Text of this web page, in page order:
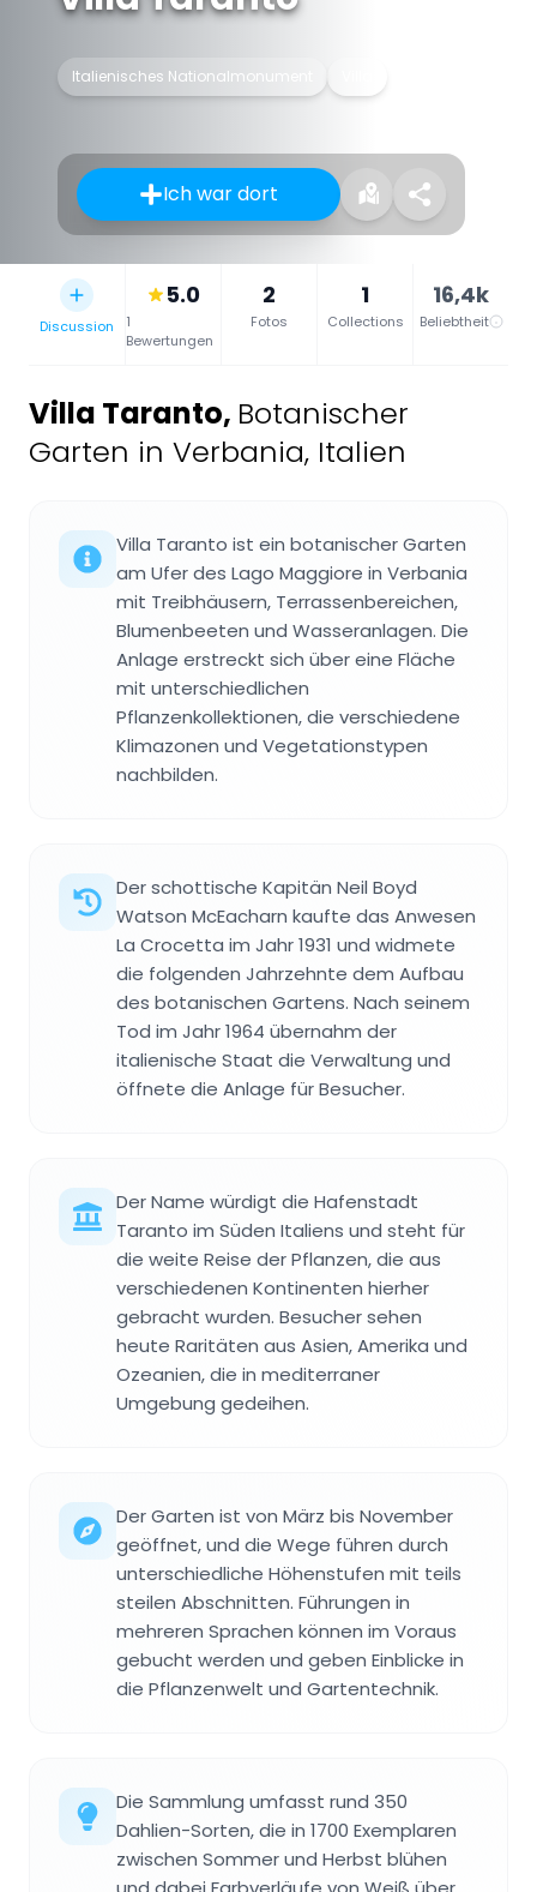
Italienisches Nationalmonument
Ich war dort
Discussion
5.0
1
Bewertungen
2
Fotos
1
Collections
16,4k
Beliebtheit
Villa Taranto, Botanischer
Garten in Verbania, Italien
Villa Taranto ist ein botanischer Garten
am Ufer des Lago Maggiore in Verbania
mit Treibhäusern, Terrassenbereichen,
Blumenbeeten und Wasseranlagen. Die
Anlage erstreckt sich über eine Fläche
mit unterschiedlichen
Pflanzenkollektionen, die verschiedene
Klimazonen und Vegetationstypen
nachbilden.
Der schottische Kapitän Neil Boyd
Watson McEacharn kaufte das Anwesen
La Crocetta im Jahr 1931 und widmete
die folgenden Jahrzehnte dem Aufbau
des botanischen Gartens. Nach seinem
Tod im Jahr 1964 übernahm der
italienische Staat die Verwaltung und
öffnete die Anlage für Besucher.
Der Name würdigt die Hafenstadt
Taranto im Süden Italiens und steht für
die weite Reise der Pflanzen, die aus
verschiedenen Kontinenten hierher
gebracht wurden. Besucher sehen
heute Raritäten aus Asien, Amerika und
Ozeanien, die in mediterraner
Umgebung gedeihen.
Der Garten ist von März bis November
geöffnet, und die Wege führen durch
unterschiedliche Höhenstufen mit teils
steilen Abschnitten. Führungen in
mehreren Sprachen können im Voraus
gebucht werden und geben Einblicke in
die Pflanzenwelt und Gartentechnik.
Die Sammlung umfasst rund 350
Dahlien-Sorten, die in 1700 Exemplaren
zwischen Sommer und Herbst blühen